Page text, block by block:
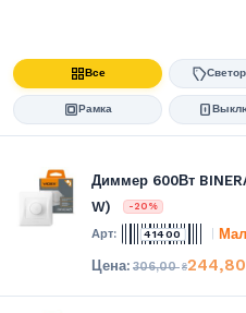
Все
Рамка
Диммер 600Вт
W)
-20%
41400
306,00₴244,80